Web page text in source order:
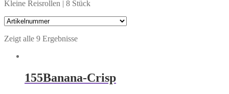
Kleine Reisrollen | 8 Stück
Zeigt alle 9 Ergebnisse
155Banana-Crisp